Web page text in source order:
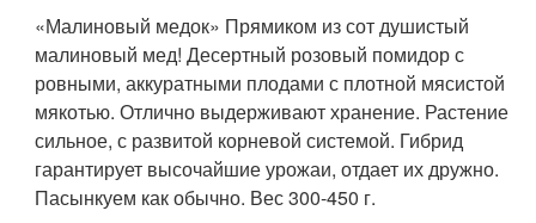
«Малиновый медок» Прямиком из сот душистый
малиновый мед! Десертный розовый помидор с
ровными, аккуратными плодами с плотной мясистой
мякотью. Отлично выдерживают хранение. Растение
сильное, с развитой корневой системой. Гибрид
гарантирует высочайшие урожаи, отдает их дружно.
Пасынкуем как обычно. Вес 300-450 г.